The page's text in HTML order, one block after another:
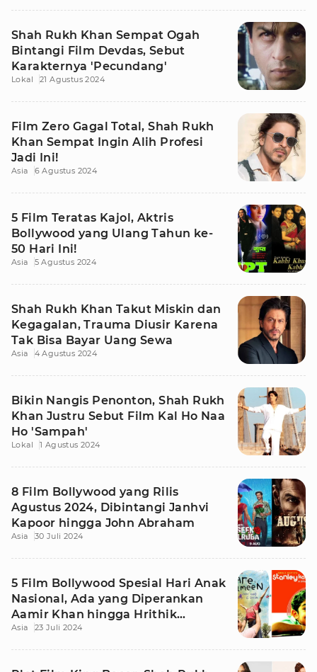
Shah Rukh Khan Sempat Ogah
Bintangi Film Devdas, Sebut
Karakternya 'Pecundang'
Lokal 21 Agustus 2024
Film Zero Gagal Total, Shah Rukh
Khan Sempat Ingin Alih Profesi
Jadi Ini!
Asia 6 Agustus 2024
5 Film Teratas Kajol, Aktris
Bollywood yang Ulang Tahun ke-
50 Hari Ini!
Asia 5 Agustus 2024
Shah Rukh Khan Takut Miskin dan
Kegagalan, Trauma Diusir Karena
Tak Bisa Bayar Uang Sewa
Asia 4 Agustus 2024
Bikin Nangis Penonton, Shah Rukh
Khan Justru Sebut Film Kal Ho Naa
Ho 'Sampah'
Lokal 1 Agustus 2024
8 Film Bollywood yang Rilis
Agustus 2024, Dibintangi Janhvi
Kapoor hingga John Abraham
Asia 30 Juli 2024
5 Film Bollywood Spesial Hari Anak
Nasional, Ada yang Diperankan
Aamir Khan hingga Hrithik
Roshan!
Asia 23 Juli 2024